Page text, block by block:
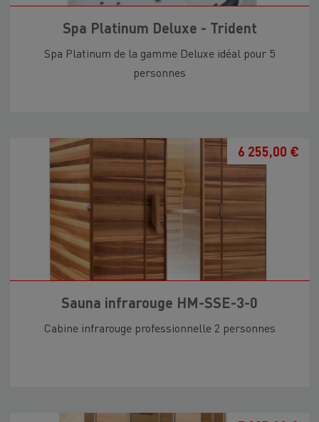
Spa Platinum Deluxe - Trident
Spa Platinum de la gamme Deluxe idéal pour 5
personnes
6 255,00 €
Sauna infrarouge HM-SSE-3-0
Cabine infrarouge professionnelle 2 personnes